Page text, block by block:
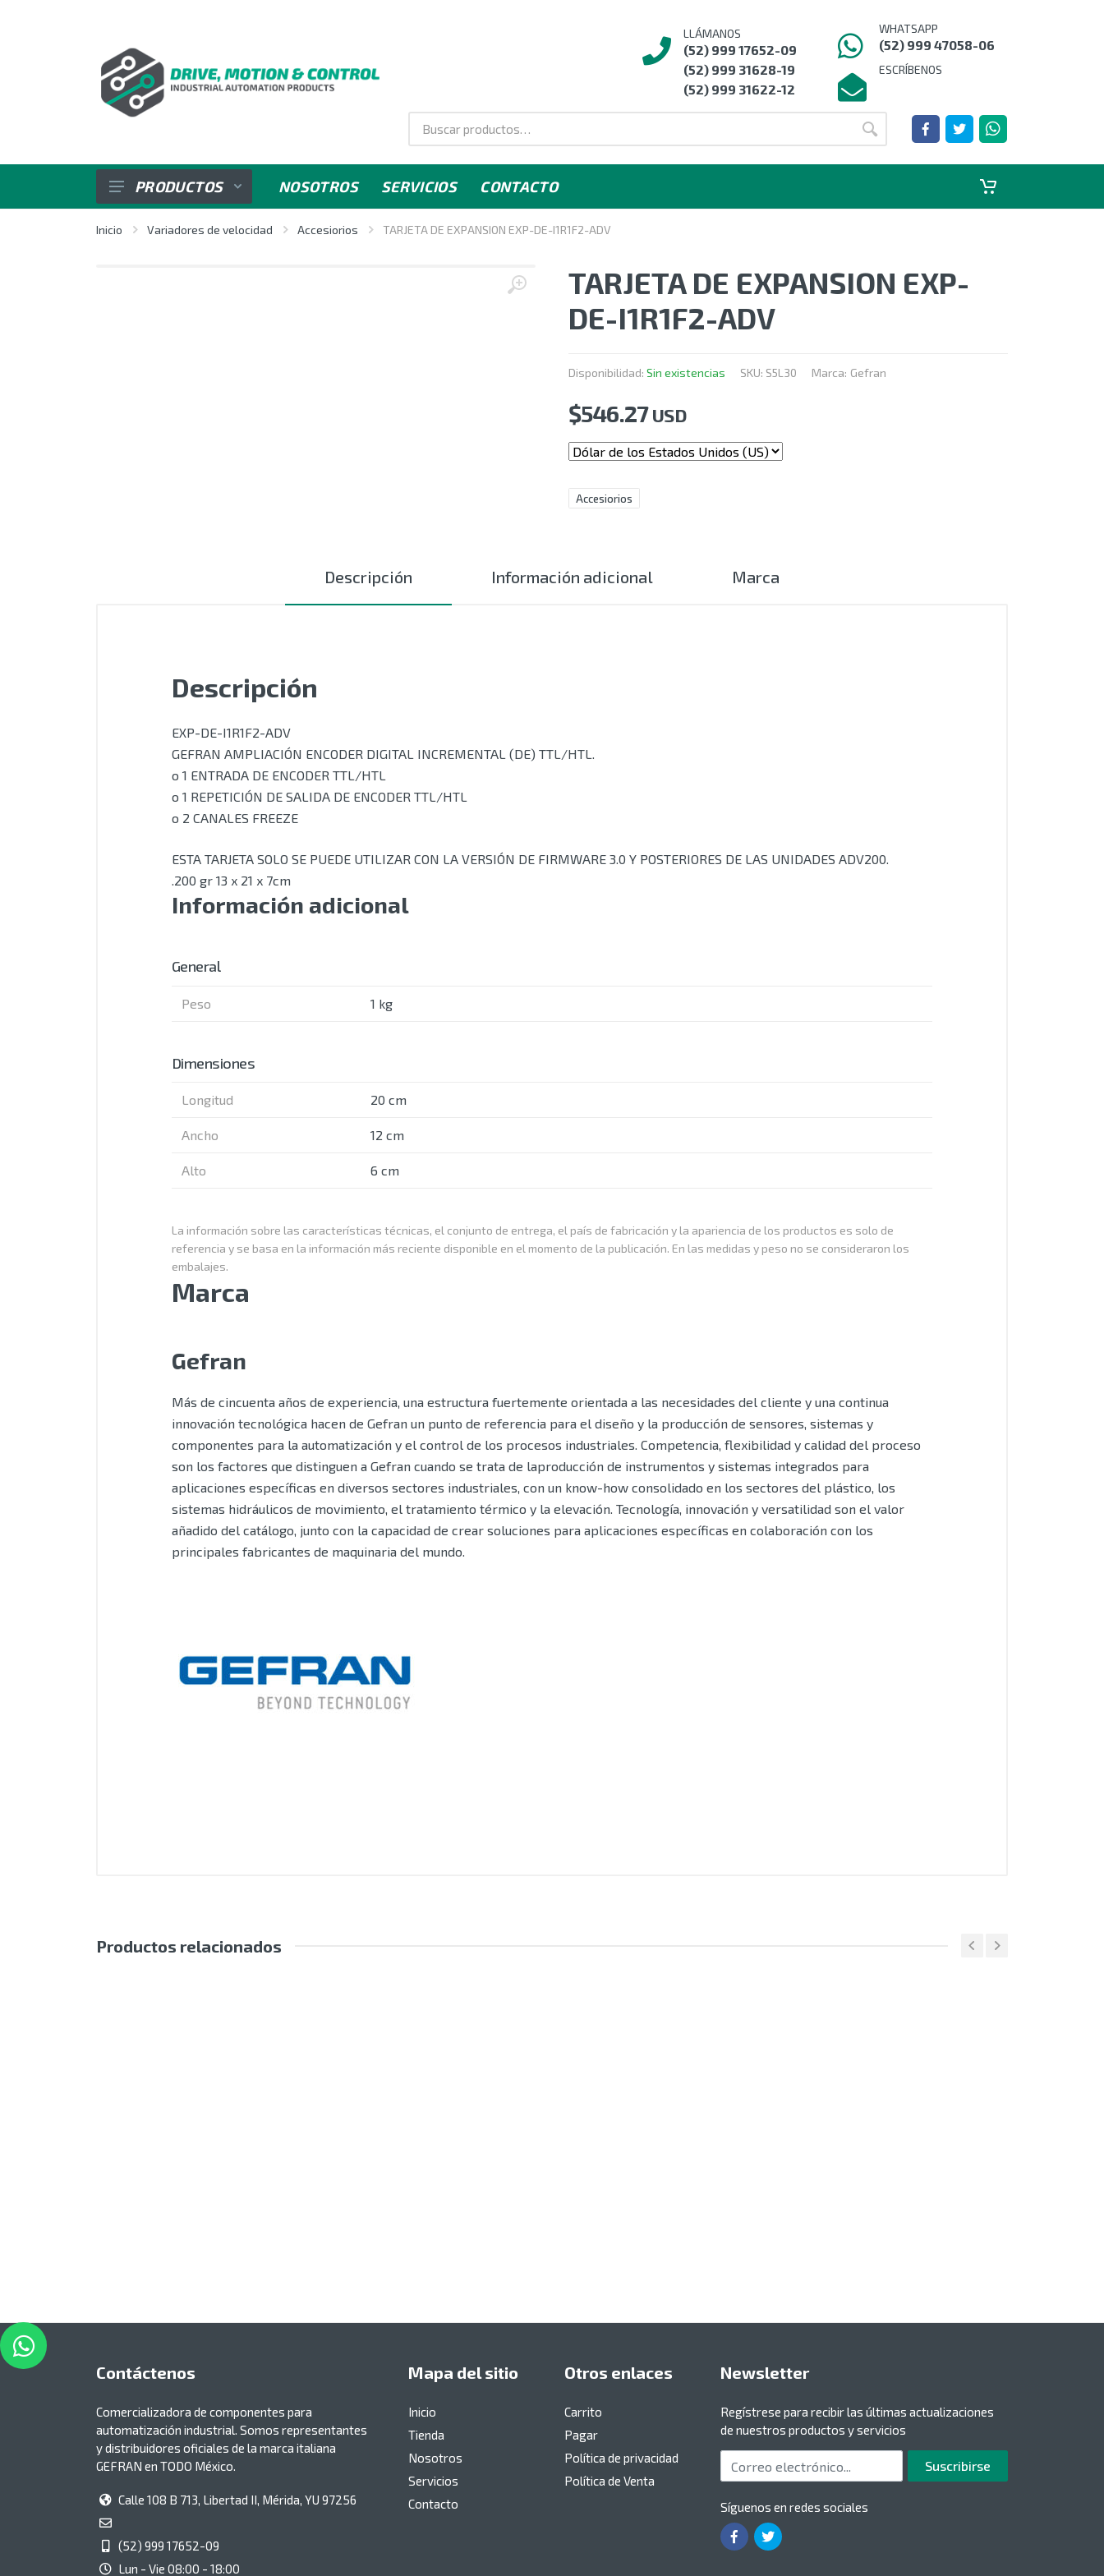
LLÁMANOS
(52) 999 17652-09
(52) 999 31628-19
(52) 999 31622-12
WHATSAPP
(52) 999 47058-06
ESCRÍBENOS
SENSORES
SIN CATEGORIZAR
PRODUCTOS NOSOTROS SERVICIOS CONTACTO
Inicio Variadores de velocidad Accesiorios TARJETA DE EXPANSION EXP-DE-I1R1F2-ADV
TARJETA DE EXPANSION EXP-
DE-I1R1F2-ADV
Disponibilidad: Sin existencias SKU: S5L30 Marca: Gefran
$546.27USD
Accesiorios
Descripción Información adicional Marca
Descripción
EXP-DE-I1R1F2-ADV
GEFRAN AMPLIACIÓN ENCODER DIGITAL INCREMENTAL (DE) TTL/HTL.
o 1 ENTRADA DE ENCODER TTL/HTL
o 1 REPETICIÓN DE SALIDA DE ENCODER TTL/HTL
o 2 CANALES FREEZE
ESTA TARJETA SOLO SE PUEDE UTILIZAR CON LA VERSIÓN DE FIRMWARE 3.0 Y POSTERIORES DE LAS UNIDADES ADV200.
.200 gr 13 x 21 x 7cm
Información adicional
General
Peso 1 kg
Dimensiones
Longitud 20 cm
Ancho 12 cm
Alto 6 cm
La información sobre las características técnicas, el conjunto de entrega, el país de fabricación y la apariencia de los productos es solo de
referencia y se basa en la información más reciente disponible en el momento de la publicación. En las medidas y peso no se consideraron los
embalajes.
Marca
Gefran
Más de cincuenta años de experiencia, una estructura fuertemente orientada a las necesidades del cliente y una continua
innovación tecnológica hacen de Gefran un punto de referencia para el diseño y la producción de sensores, sistemas y
componentes para la automatización y el control de los procesos industriales. Competencia, flexibilidad y calidad del proceso
son los factores que distinguen a Gefran cuando se trata de laproducción de instrumentos y sistemas integrados para
aplicaciones específicas en diversos sectores industriales, con un know-how consolidado en los sectores del plástico, los
sistemas hidráulicos de movimiento, el tratamiento térmico y la elevación. Tecnología, innovación y versatilidad son el valor
añadido del catálogo, junto con la capacidad de crear soluciones para aplicaciones específicas en colaboración con los
principales fabricantes de maquinaria del mundo.
Productos relacionados
Contáctenos
Comercializadora de componentes para
automatización industrial. Somos representantes
y distribuidores oficiales de la marca italiana
GEFRAN en TODO México.
Calle 108 B 713, Libertad II, Mérida, YU 97256
(52) 999 17652-09
Lun - Vie 08:00 - 18:00
Mapa del sitio
Inicio
Tienda
Nosotros
Servicios
Contacto
Otros enlaces
Carrito
Pagar
Política de privacidad
Política de Venta
Newsletter
Regístrese para recibir las últimas actualizaciones
de nuestros productos y servicios
Correo electrónico Suscribirse
Síguenos en redes sociales